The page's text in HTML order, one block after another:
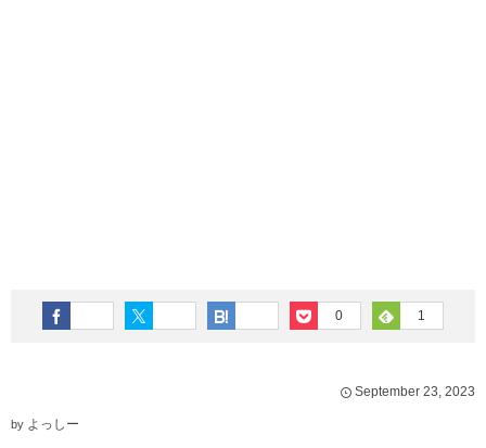
0 1
September 23, 2023
by よっしー